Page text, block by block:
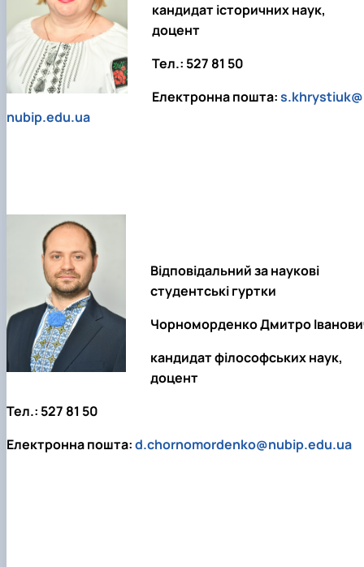
кандидат історичних наук,
доцент
Тел.: 527 81 50
Електронна пошта:s.khrystiuk@
nubip.edu.ua
Відповідальний за наукові
студентські гуртки
Чорноморденко Дмитро
кандидат філософських наук,
доцент
Тел.: 527 81 50
Електронна пошта:d.chornomordenko@nubip.edu.ua